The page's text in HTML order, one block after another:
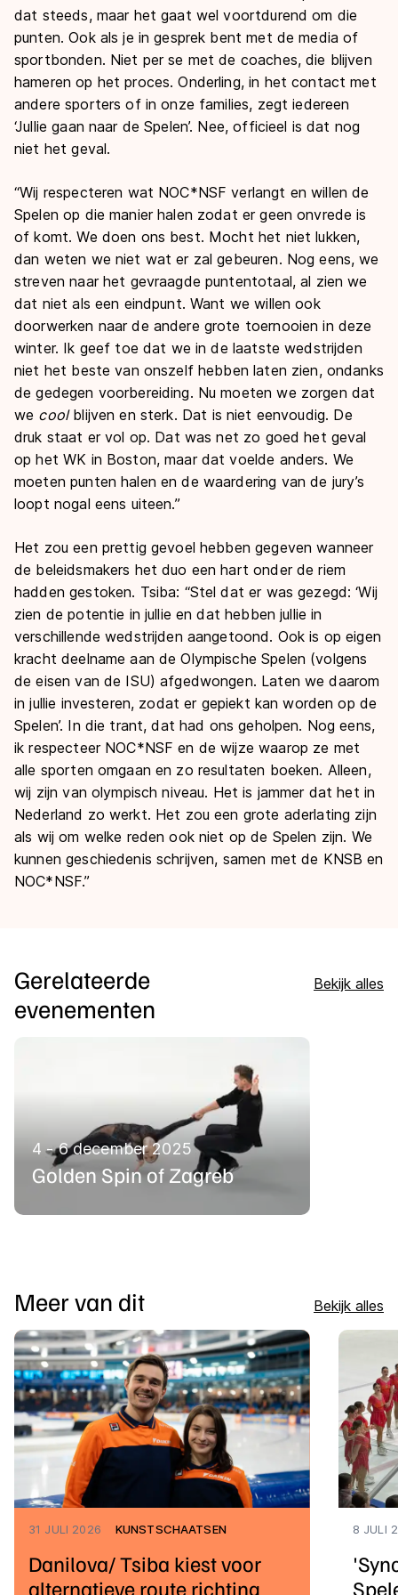
dat steeds, maar het gaat wel voortdurend om die
punten. Ook als je in gesprek bent met de media of
sportbonden. Niet per se met de coaches, die blijven
hameren op het proces. Onderling, in het contact met
andere sporters of in onze families, zegt iedereen
‘Jullie gaan naar de Spelen’. Nee, officieel is dat nog
niet het geval.
“Wij respecteren wat NOC*NSF verlangt en willen de
Spelen op die manier halen zodat er geen onvrede is
of komt. We doen ons best. Mocht het niet lukken,
dan weten we niet wat er zal gebeuren. Nog eens, we
streven naar het gevraagde puntentotaal, al zien we
dat niet als een eindpunt. Want we willen ook
doorwerken naar de andere grote toernooien in deze
winter. Ik geef toe dat we in de laatste wedstrijden
niet het beste van onszelf hebben laten zien, ondanks
de gedegen voorbereiding. Nu moeten we zorgen dat
we coolblijven en sterk. Dat is niet eenvoudig. De
druk staat er vol op. Dat was net zo goed het geval
op het WK in Boston, maar dat voelde anders. We
moeten punten halen en de waardering van de jury’s
loopt nogal eens uiteen.”
Het zou een prettig gevoel hebben gegeven wanneer
de beleidsmakers het duo een hart onder de riem
hadden gestoken. Tsiba: “Stel dat er was gezegd: ‘Wij
zien de potentie in jullie en dat hebben jullie in
verschillende wedstrijden aangetoond. Ook is op eigen
kracht deelname aan de Olympische Spelen (volgens
de eisen van de ISU) afgedwongen. Laten we daarom
in jullie investeren, zodat er gepiekt kan worden op de
Spelen’. In die trant, dat had ons geholpen. Nog eens,
ik respecteer NOC*NSF en de wijze waarop ze met
alle sporten omgaan en zo resultaten boeken. Alleen,
wij zijn van olympisch niveau. Het is jammer dat het in
Nederland zo werkt. Het zou een grote aderlating zijn
als wij om welke reden ook niet op de Spelen zijn. We
kunnen geschiedenis schrijven, samen met de KNSB en
NOC*NSF.”
Gerelateerde
evenementen
Bekijk alles
4 - 6 december 2025
Golden Spin of Zagreb
Meer van dit Bekijk alles
31 JULI 2026 KUNSTSCHAATSEN
Danilova/ Tsiba kiest voor
alternatieve route richting
8 JULI